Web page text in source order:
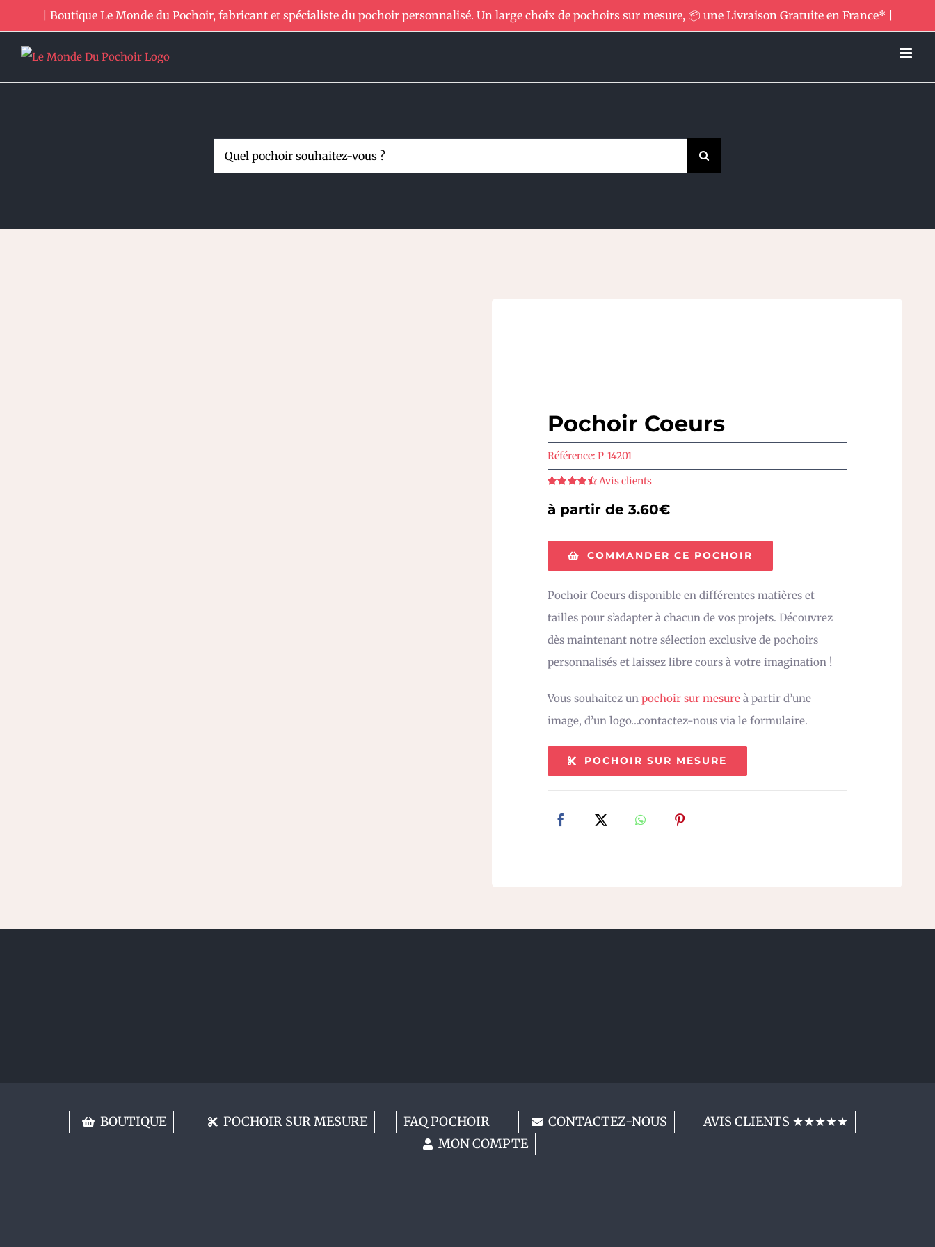
au
contenu
| Boutique Le Monde du Pochoir, fabricant et spécialiste du pochoir personnalisé. Un large choix de pochoirs sur mesure, 📦 une Livraison Gratuite en France* |
Rechercher:
Pochoir Coeurs
Référence: P-14201
5
Avis clients
à partir de 3.60€
COMMANDER CE POCHOIR
Pochoir Coeurs disponible en différentes matières et
tailles pour s’adapter à chacun de vos projets. Découvrez
dès maintenant notre sélection exclusive de pochoirs
personnalisés et laissez libre cours à votre imagination !
Vous souhaitez un pochoir sur mesure à partir d’une
image, d’un logo…contactez-nous via le formulaire.
POCHOIR SUR MESURE
BOUTIQUE POCHOIR SUR MESURE FAQ POCHOIR CONTACTEZ-NOUS
AVIS CLIENTS ★★★★★
MON COMPTE